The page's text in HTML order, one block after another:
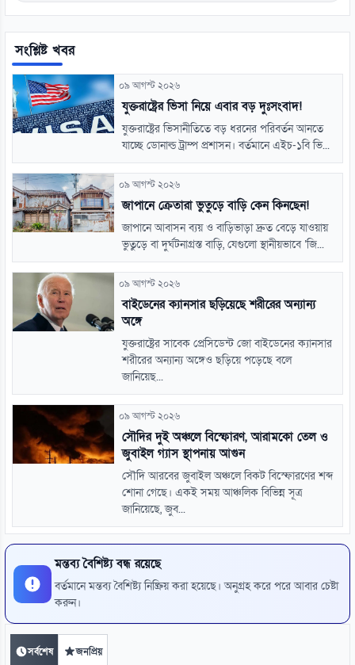
সংশ্লিষ্ট খবর
০৯ আগস্ট ২০২৬
যুক্তরাষ্ট্রের ভিসা নিয়ে এবার বড় দুঃসংবাদ!
যুক্তরাষ্ট্রের ভিসানীতিতে বড় ধরনের পরিবর্তন আনতে
যাচ্ছে ডোনাল্ড ট্রাম্প প্রশাসন। বর্তমানে এইচ-১বি ভি...
০৯ আগস্ট ২০২৬
জাপানে ক্রেতারা ভুতুড়ে বাড়ি কেন কিনছেন!
জাপানে আবাসন ব্যয় ও বাড়িভাড়া দ্রুত বেড়ে যাওয়ায়
ভুতুড়ে বা দুর্ঘটনাগ্রস্ত বাড়ি, যেগুলো স্থানীয়ভাবে ‘জি...
০৯ আগস্ট ২০২৬
বাইডেনের ক্যানসার ছড়িয়েছে শরীরের অন্যান্য
অঙ্গে
যুক্তরাষ্ট্রের সাবেক প্রেসিডেন্ট জো বাইডেনের ক্যানসার
শরীরের অন্যান্য অঙ্গেও ছড়িয়ে পড়েছে বলে
জানিয়েছ...
০৯ আগস্ট ২০২৬
সৌদির দুই অঞ্চলে বিস্ফোরণ, আরামকো তেল ও
জুবাইল গ্যাস স্থাপনায় আগুন
সৌদি আরবের জুবাইল অঞ্চলে বিকট বিস্ফোরণের শব্দ
শোনা গেছে। একই সময় আঞ্চলিক বিভিন্ন সূত্র
জানিয়েছে, জুব...
মন্তব্য বৈশিষ্ট্য বন্ধ রয়েছে
বর্তমানে মন্তব্য বৈশিষ্ট্য নিষ্ক্রিয় করা হয়েছে। অনুগ্রহ করে পরে আবার চেষ্টা
করুন।
সর্বশেষ জনপ্রিয়